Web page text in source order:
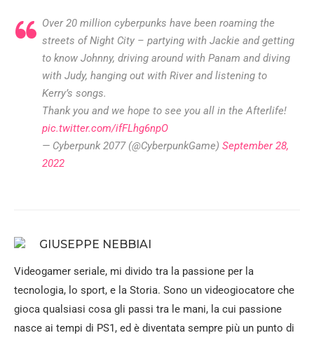
Over 20 million cyberpunks have been roaming the
streets of Night City – partying with Jackie and getting
to know Johnny, driving around with Panam and diving
with Judy, hanging out with River and listening to
Kerry’s songs.
Thank you and we hope to see you all in the Afterlife!
pic.twitter.com/ifFLhg6npO
— Cyberpunk 2077 (@CyberpunkGame) September 28,
2022
GIUSEPPE NEBBIAI
Videogamer seriale, mi divido tra la passione per la
tecnologia, lo sport, e la Storia. Sono un videogiocatore che
gioca qualsiasi cosa gli passi tra le mani, la cui passione
nasce ai tempi di PS1, ed è diventata sempre più un punto di